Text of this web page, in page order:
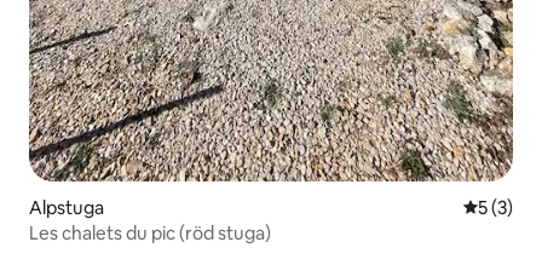
Alpstuga 5 av 5 i
5 (3)
Les chalets du pic (röd stuga)